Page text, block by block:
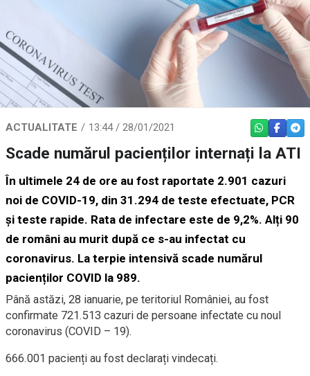
ACTUALITATE 13:44 / 28/01/2021 WHATSAPP
Scade numărul pacienților internați la ATI
În ultimele 24 de ore au fost raportate 2.901 cazuri
noi de COVID-19, din 31.294 de teste efectuate, PCR
și teste rapide. Rata de infectare este de 9,2%. Alți 90
de români au murit după ce s-au infectat cu
coronavirus. La terpie intensivă scade numărul
pacienților COVID la 989.
Până astăzi, 28 ianuarie, pe teritoriul României, au fost
confirmate 721.513 cazuri de persoane infectate cu noul
coronavirus (COVID – 19).
666.001 pacienți au fost declarați vindecați.